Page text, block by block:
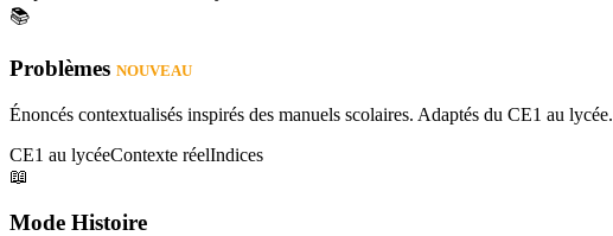
📚
Problèmes NOUVEAU
Énoncés contextualisés inspirés des manuels scolaires. Adaptés du CE1 au lycée.
CE1 au lycéeContexte réelIndices
📖
Mode Histoire